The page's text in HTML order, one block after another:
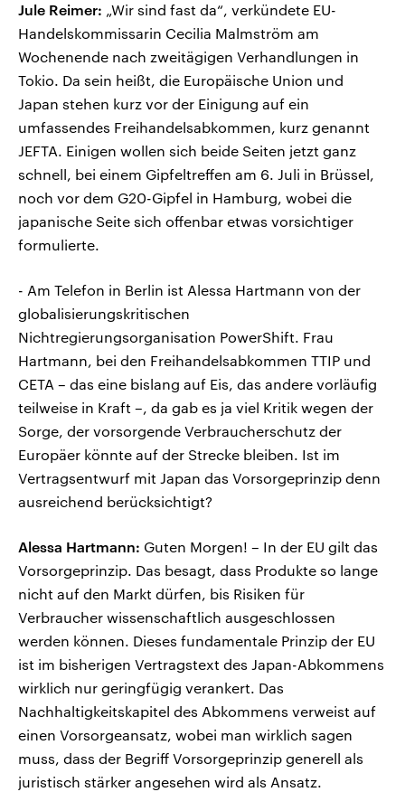
Jule Reimer: „Wir sind fast da“, verkündete EU-
Handelskommissarin Cecilia Malmström am
Wochenende nach zweitägigen Verhandlungen in
Tokio. Da sein heißt, die Europäische Union und
Japan stehen kurz vor der Einigung auf ein
umfassendes Freihandelsabkommen, kurz genannt
JEFTA. Einigen wollen sich beide Seiten jetzt ganz
schnell, bei einem Gipfeltreffen am 6. Juli in Brüssel,
noch vor dem G20-Gipfel in Hamburg, wobei die
japanische Seite sich offenbar etwas vorsichtiger
formulierte.
- Am Telefon in Berlin ist Alessa Hartmann von der
globalisierungskritischen
Nichtregierungsorganisation PowerShift. Frau
Hartmann, bei den Freihandelsabkommen TTIP und
CETA – das eine bislang auf Eis, das andere vorläufig
teilweise in Kraft –, da gab es ja viel Kritik wegen der
Sorge, der vorsorgende Verbraucherschutz der
Europäer könnte auf der Strecke bleiben. Ist im
Vertragsentwurf mit Japan das Vorsorgeprinzip denn
ausreichend berücksichtigt?
Alessa Hartmann: Guten Morgen! – In der EU gilt das
Vorsorgeprinzip. Das besagt, dass Produkte so lange
nicht auf den Markt dürfen, bis Risiken für
Verbraucher wissenschaftlich ausgeschlossen
werden können. Dieses fundamentale Prinzip der EU
ist im bisherigen Vertragstext des Japan-Abkommens
wirklich nur geringfügig verankert. Das
Nachhaltigkeitskapitel des Abkommens verweist auf
einen Vorsorgeansatz, wobei man wirklich sagen
muss, dass der Begriff Vorsorgeprinzip generell als
juristisch stärker angesehen wird als Ansatz.